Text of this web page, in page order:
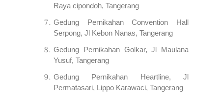
Raya cipondoh, Tangerang
Gedung Pernikahan Convention Hall
Serpong, Jl Kebon Nanas, Tangerang
Gedung Pernikahan Golkar, Jl Maulana
Yusuf, Tangerang
Gedung Pernikahan Heartline, Jl
Permatasari, Lippo Karawaci, Tangerang